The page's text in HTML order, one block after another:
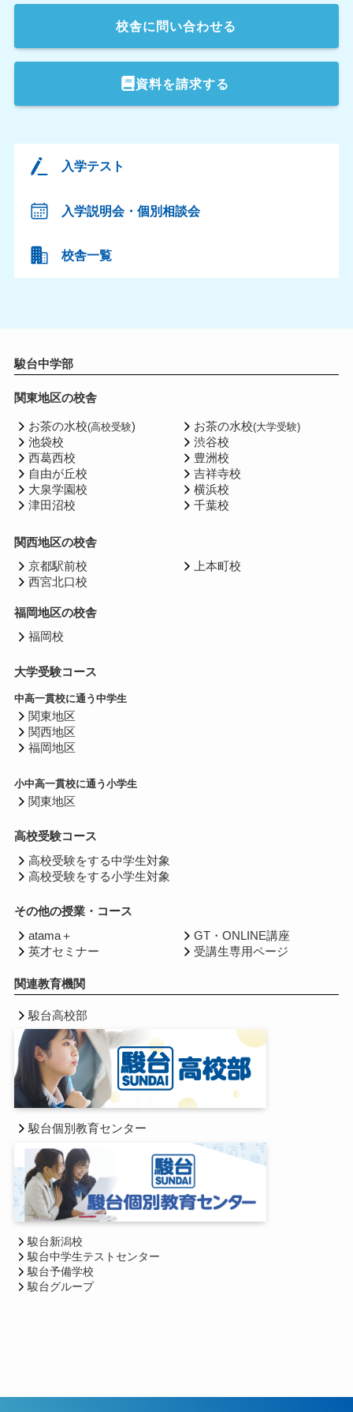
校舎に問い合わせる
資料を請求する
入学テスト
入学説明会・個別相談会
校舎一覧
駿台中学部
関東地区の校舎
お茶の水校(高校受験)
池袋校
西葛西校
自由が丘校
大泉学園校
津田沼校
お茶の水校(大学受験)
渋谷校
豊洲校
吉祥寺校
横浜校
千葉校
関西地区の校舎
京都駅前校
西宮北口校
上本町校
福岡地区の校舎
福岡校
大学受験コース
中高一貫校に通う中学生
関東地区
関西地区
福岡地区
小中高一貫校に通う小学生
関東地区
高校受験コース
高校受験をする中学生対象
高校受験をする小学生対象
その他の授業・コース
atama＋
英才セミナー
GT・ONLINE講座
受講生専用ページ
関連教育機関
駿台高校部
駿台個別教育センター
駿台新潟校
駿台中学生テストセンター
駿台予備学校
駿台グループ